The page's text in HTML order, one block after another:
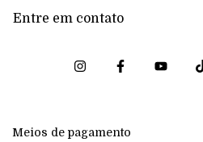
Entre em contato
Meios de pagamento